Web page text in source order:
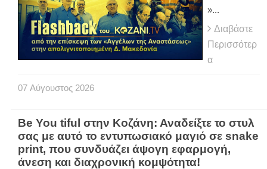
»...
Διαβάστε
Περισσότερ
α
07 Αύγουστος 2026
Be You tiful στην Κοζάνη: Αναδείξτε το στυλ
σας με αυτό το εντυπωσιακό μαγιό σε snake
print, που συνδυάζει άψογη εφαρμογή,
άνεση και διαχρονική κομψότητα!